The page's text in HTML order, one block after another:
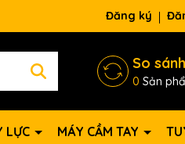
Đăng ký
So sánh
0 Sản
LỰC MÁY CẦM TAY